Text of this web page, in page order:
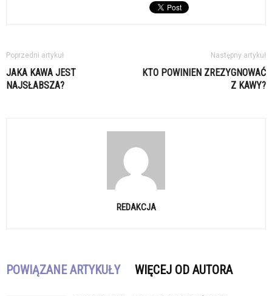
Poprzedni artykuł
JAKA KAWA JEST
NAJSŁABSZA?
Następny artykuł
KTO POWINIEN ZREZYGNOWAĆ
Z KAWY?
REDAKCJA
POWIĄZANE ARTYKUŁY WIĘCEJ OD AUTORA